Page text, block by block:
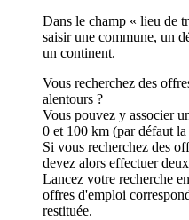
Dans le champ « lieu de
saisir une commune, un
un continent.
Vous recherchez des
alentours ?
Vous pouvez y associer
0 et 100 km (par défaut
Si vous recherchez des
devez alors effectuer
Lancez votre recherche
offres d'emploi
restituée.